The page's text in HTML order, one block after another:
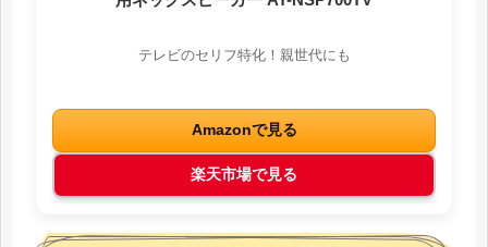
テレビのセリフ特化！親世代にも
Amazonで見る
楽天市場で見る